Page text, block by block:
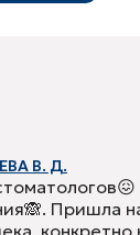
В. Д.
Пришла